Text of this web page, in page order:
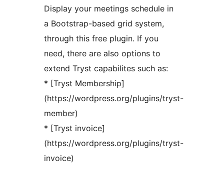
Display your meetings schedule in
a Bootstrap-based grid system,
through this free plugin. If you
need, there are also options to
extend Tryst capabilites such as:
* [Tryst Membership]
(https://wordpress.org/plugins/tryst-
member)
* [Tryst invoice]
(https://wordpress.org/plugins/tryst-
invoice)